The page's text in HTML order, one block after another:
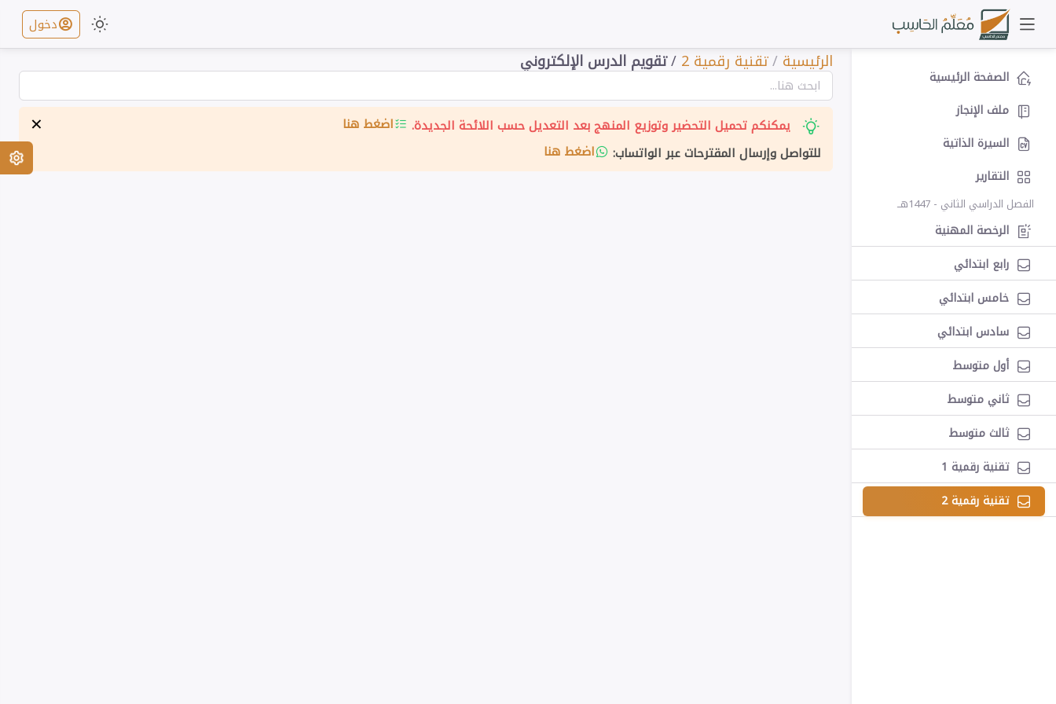
دخول
الصفحة الرئيسية
ملف الإنجاز
السيرة الذاتية
التقارير
الفصل الدراسي الثاني - 1447هــ
الرخصة المهنية
رابع ابتدائي
خامس ابتدائي
سادس ابتدائي
أول متوسط
ثاني متوسط
ثالث متوسط
تقنية رقمية 1
تقنية رقمية 2
الرئيسية /تقنية رقمية 2 /تقويم الدرس الإلكتروني
× يمكنكم تحميل التحضير وتوزيع المنهج بعد التعديل حسب اللائحة الجديدة.
اضغط هنا
للتواصل وإرسال المقترحات عبر الواتساب:
اضغط هنا